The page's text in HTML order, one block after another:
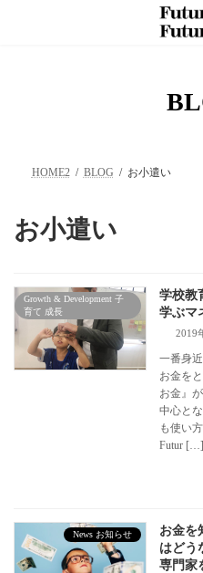
HOME2 BLOG お小遣い
お小遣い
Growth & Development 子
育て 成長
学校教
学ぶマ
2019
一番身
お金を
お金』
中心と
も使い
Futur […]
News お知らせ
お金を
はどう
専門家